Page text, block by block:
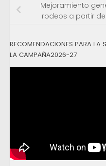
Mejoramiento
rodeos a partir
RECOMENDACIONES PARA LA
LA CAMPAÑA2026-27